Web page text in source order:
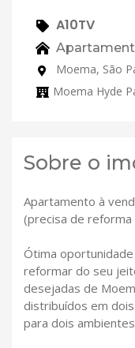
A10TV
Moema, São
Moema Hyde
Sobre o
Apartamento à
(precisa de reforma
Ótima
reformar do seu
desejadas de
distribuídos em
para dois